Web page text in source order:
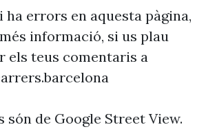
ha errors en aquesta pàgina,
informació, si us plau
els teus comentaris a
són de Google Street View.